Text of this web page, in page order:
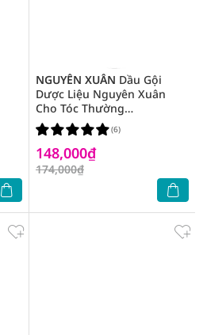
NGUYÊN XUÂN Dầu Gội
Dược Liệu Nguyên Xuân
Cho Tóc Thường
450ml/470g
148,000₫
174,000₫
(6)